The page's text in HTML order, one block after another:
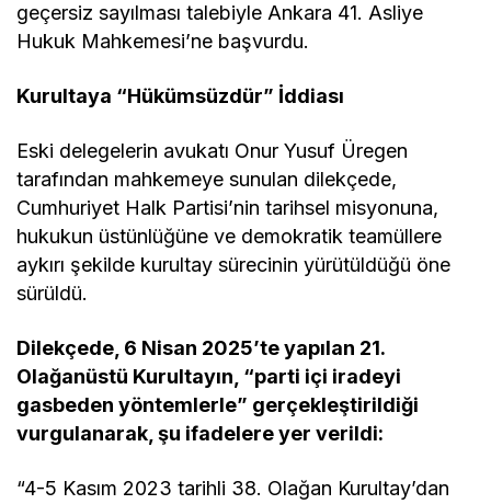
geçersiz sayılması talebiyle Ankara 41. Asliye
Hukuk Mahkemesi’ne başvurdu.
Kurultaya “Hükümsüzdür” İddiası
Eski delegelerin avukatı Onur Yusuf Üregen
tarafından mahkemeye sunulan dilekçede,
Cumhuriyet Halk Partisi’nin tarihsel misyonuna,
hukukun üstünlüğüne ve demokratik teamüllere
aykırı şekilde kurultay sürecinin yürütüldüğü öne
sürüldü.
Dilekçede, 6 Nisan 2025’te yapılan 21.
Olağanüstü Kurultayın, “parti içi iradeyi
gasbeden yöntemlerle” gerçekleştirildiği
vurgulanarak, şu ifadelere yer verildi:
“4-5 Kasım 2023 tarihli 38. Olağan Kurultay’dan